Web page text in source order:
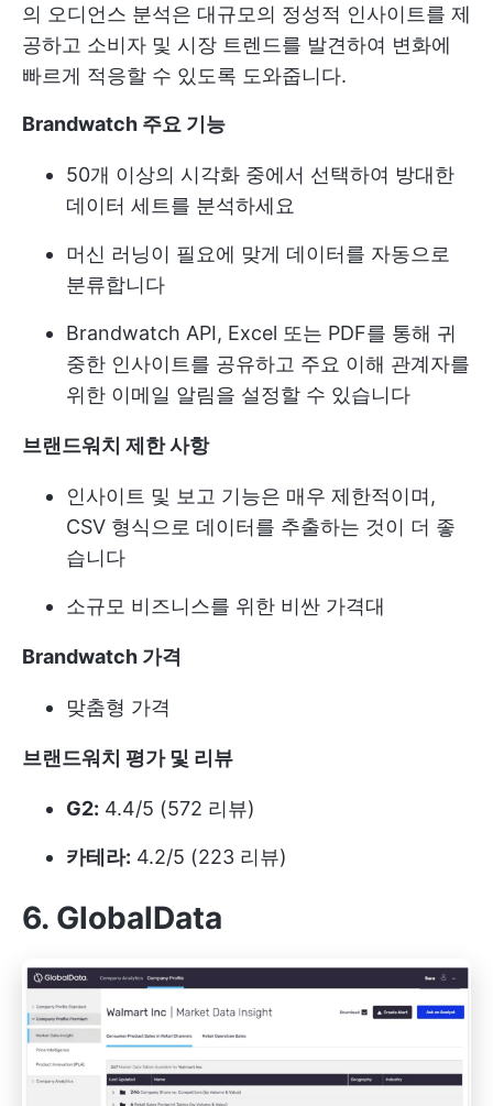
의 오디언스 분석은 대규모의 정성적 인사이트를 제
공하고 소비자 및 시장 트렌드를 발견하여 변화에
빠르게 적응할 수 있도록 도와줍니다.
Brandwatch 주요 기능
50개 이상의 시각화 중에서 선택하여 방대한
데이터 세트를 분석하세요
머신 러닝이 필요에 맞게 데이터를 자동으로
분류합니다
Brandwatch API, Excel 또는 PDF를 통해 귀
중한 인사이트를 공유하고 주요 이해 관계자를
위한 이메일 알림을 설정할 수 있습니다
브랜드워치 제한 사항
인사이트 및 보고 기능은 매우 제한적이며,
CSV 형식으로 데이터를 추출하는 것이 더 좋
습니다
소규모 비즈니스를 위한 비싼 가격대
Brandwatch 가격
맞춤형 가격
브랜드워치 평가 및 리뷰
G2: 4.4/5 (572 리뷰)
카테라: 4.2/5 (223 리뷰)
6. GlobalData